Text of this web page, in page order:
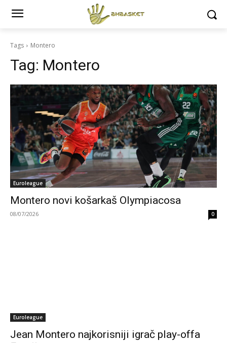
Tags Montero
Tag: Montero
Euroleague
Montero novi košarkaš Olympiacosa
08/07/2026 0
Euroleague
Jean Montero najkorisniji igrač play-offa